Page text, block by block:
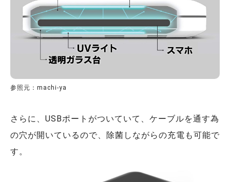
参照元：machi-ya
さらに、USBポートがついていて、ケーブルを通す為
の穴が開いているので、除菌しながらの充電も可能で
す。